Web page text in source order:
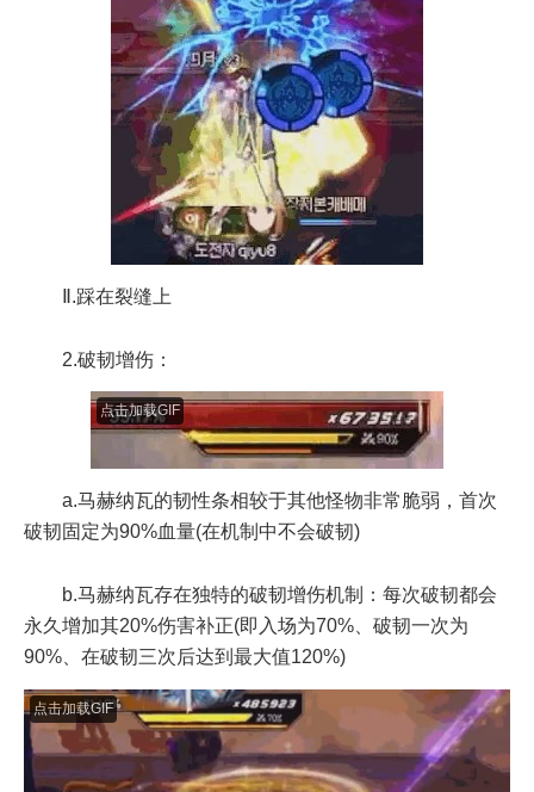
Ⅱ.踩在裂缝上
2.破韧增伤：
点击加载GIF
a.马赫纳瓦的韧性条相较于其他怪物非常脆弱，首次
破韧固定为90%血量(在机制中不会破韧)
b.马赫纳瓦存在独特的破韧增伤机制：每次破韧都会
永久增加其20%伤害补正(即入场为70%、破韧一次为
90%、在破韧三次后达到最大值120%)
点击加载GIF